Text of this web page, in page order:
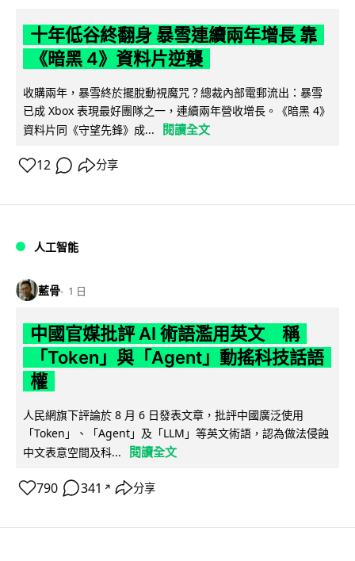
十年低谷終翻身 暴雪連續兩年增長 靠
《暗黑 4》資料片逆襲
收購兩年，暴雪終於擺脫動視魔咒？總裁內部電郵流出：暴雪
已成 Xbox 表現最好團隊之一，連續兩年營收增長。《暗黑 4》
資料片同《守望先鋒》成...
閱讀全文
12 分享
人工智能
藍骨 1 日
中國官媒批評 AI 術語濫用英文 稱
「Token」與「Agent」動搖科技話語
權
人民網旗下評論於 8 月 6 日發表文章，批評中國廣泛使用
「Token」、「Agent」及「LLM」等英文術語，認為做法侵蝕
中文表意空間及科...
閱讀全文
790 341 ↗ 分享